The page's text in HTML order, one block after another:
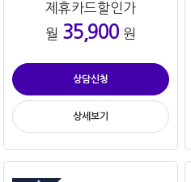
제휴카드할인가
월 35,900원
상담신청
상세보기